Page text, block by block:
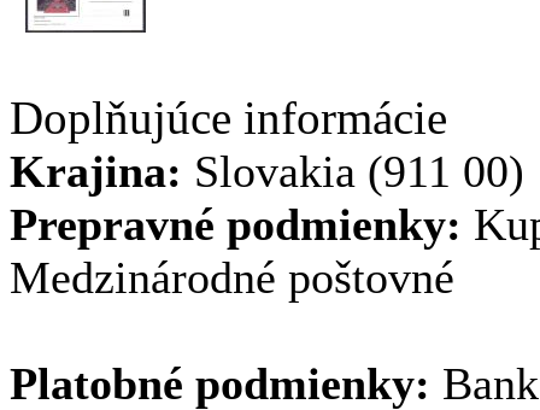
Doplňujúce informácie
Krajina: Slovakia (911 00)
Prepravné podmienky:
Medzinárodné poštovné
Platobné podmienky: